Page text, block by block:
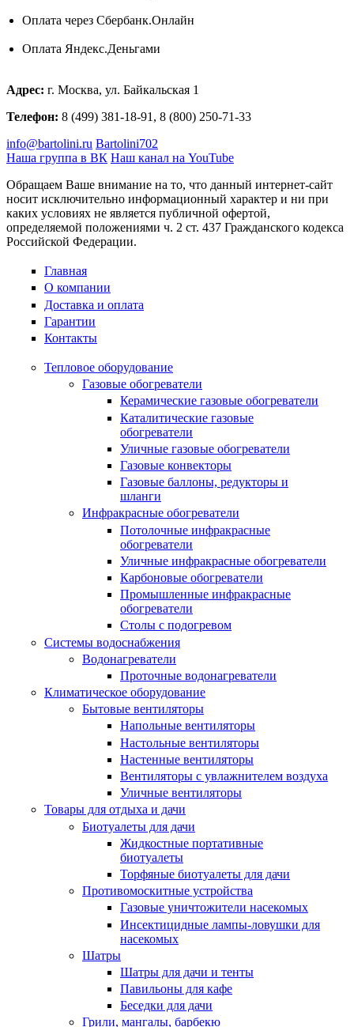
Оплата через Сбербанк.Онлайн
Оплата Яндекс.Деньгами
Адрес: г. Москва, ул. Байкальская 1
Телефон: 8 (499) 381-18-91, 8 (800) 250-71-33
info@bartolini.ru Bartolini702
Наша группа в ВК Наш канал на YouTube
Обращаем Ваше внимание на то, что данный интернет-сайт
носит исключительно информационный характер и ни при
каких условиях не является публичной офертой,
определяемой положениями ч. 2 ст. 437 Гражданского кодекса
Российской Федерации.
Главная
О компании
Доставка и оплата
Гарантии
Контакты
Тепловое оборудование
Газовые обогреватели
Керамические газовые обогреватели
Каталитические газовые
обогреватели
Уличные газовые обогреватели
Газовые конвекторы
Газовые баллоны, редукторы и
шланги
Инфракрасные обогреватели
Потолочные инфракрасные
обогреватели
Уличные инфракрасные обогреватели
Карбоновые обогреватели
Промышленные инфракрасные
обогреватели
Столы с подогревом
Системы водоснабжения
Водонагреватели
Проточные водонагреватели
Климатическое оборудование
Бытовые вентиляторы
Напольные вентиляторы
Настольные вентиляторы
Настенные вентиляторы
Вентиляторы с увлажнителем воздуха
Уличные вентиляторы
Товары для отдыха и дачи
Биотуалеты для дачи
Жидкостные портативные
биотуалеты
Торфяные биотуалеты для дачи
Противомоскитные устройства
Газовые уничтожители насекомых
Инсектицидные лампы-ловушки для
насекомых
Шатры
Шатры для дачи и тенты
Павильоны для кафе
Беседки для дачи
Грили, мангалы, барбекю